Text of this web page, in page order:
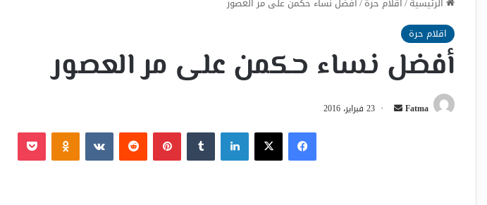
اقلام حرة
أفضل نساء حكمن على مر العصور
Fatma
أرسل 23 فبراير، 2016
فيسبوك‫X لينكدإن بينتيريست Odnoklassniki
‫Pocket